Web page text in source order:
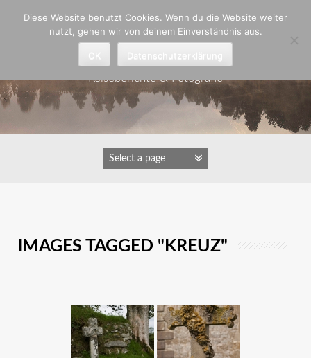
Astrid Padberg
Reiseberichte & Fotografie
IMAGES TAGGED "KREUZ"
Diese Website benutzt Cookies. Wenn du die Website weiter
nutzt, gehen wir von deinem Einverständnis aus.